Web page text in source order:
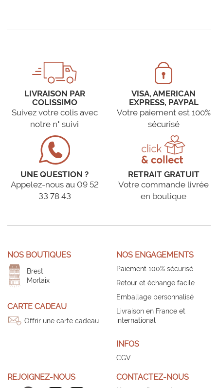
LIVRAISON PAR
COLISSIMO
Suivez votre colis avec
notre n° suivi
VISA, AMERICAN
EXPRESS, PAYPAL
Votre paiement est 100%
sécurisé
UNE QUESTION ?
Appelez-nous au 09 52
33 78 43
RETRAIT GRATUIT
Votre commande livrée
en boutique
NOS BOUTIQUES
Brest
Morlaix
CARTE CADEAU
Offrir une carte cadeau
NOS ENGAGEMENTS
Paiement 100% sécurisé
Retour et échange facile
Emballage personnalisé
Livraison en France et
international
INFOS
CGV
REJOIGNEZ-NOUS CONTACTEZ-NOUS